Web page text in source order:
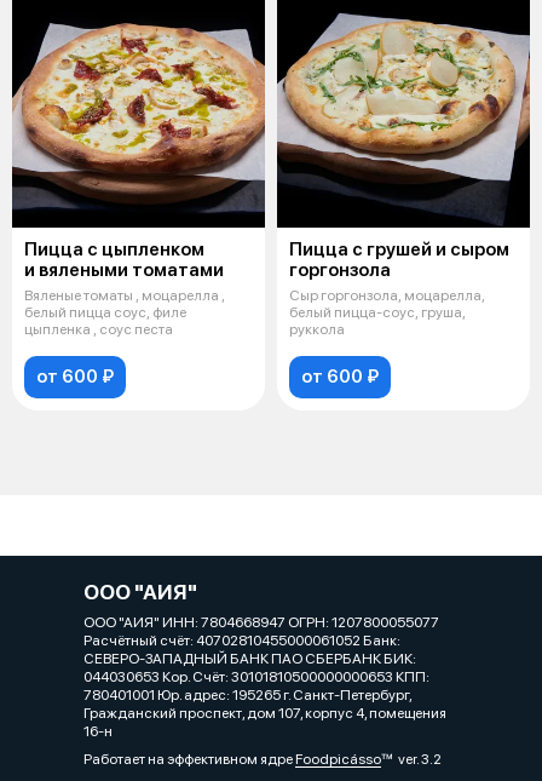
Пицца с цыпленком
и вялеными томатами
Вяленые томаты , моцарелла ,
белый пицца соус, филе
цыпленка , соус песта
от 600 ₽
Пицца с грушей и сыром
горгонзола
Сыр горгонзола, моцарелла,
белый пицца-соус, груша,
руккола
от 600 ₽
ООО "АИЯ"
ООО "АИЯ" ИНН: 7804668947 ОГРН: 1207800055077
Расчётный счёт: 40702810455000061052 Банк:
СЕВЕРО-ЗАПАДНЫЙ БАНК ПАО СБЕРБАНК БИК:
044030653 Кор. Cчёт: 30101810500000000653 КПП:
780401001 Юр. адрес: 195265 г. Санкт-Петербург,
Гражданский проспект, дом 107, корпус 4, помещения
16-н
Работает на эффективном ядреFoodpicássover. 3.2